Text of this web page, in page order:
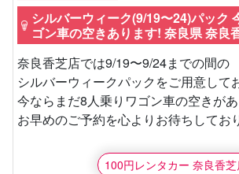
シルバーウィーク(9/19〜24)パック
ゴン車の空きあります! 奈良県 奈良
奈良香芝店では9/19〜9/24までの間の
シルバーウィークパックをご用意して
今ならまだ8人乗りワゴン車の空きが
お早めのご予約を心よりお待ちしてお
100円レンタカー 奈良香